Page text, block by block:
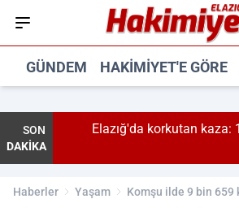
GÜNDEM HAKIMIYET'E GÖRE
SON
DAKİKA
Elazığ'da korkutan kaza: 1
Haberler Yaşam
Komşu ilde 9 bin